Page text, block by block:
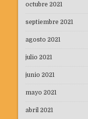
octubre 2021
septiembre 2021
agosto 2021
julio 2021
junio 2021
mayo 2021
abril 2021